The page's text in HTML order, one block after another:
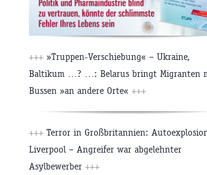
+++ »Truppen-Verschiebung« – Ukraine,
Baltikum …? …: Belarus bringt Migranten
Bussen »an andere Orte« +++
+++ Terror in Großbritannien:
Liverpool – Angreifer war abgelehnter
Asylbewerber +++